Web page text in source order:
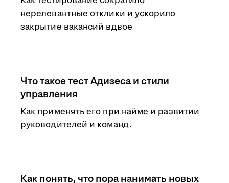
нерелевантные отклики и ускорило
закрытие вакансий вдвое
Что такое тест Адизеса и стили
управления
Как применять его при найме и развитии
руководителей и команд.
Как понять, что пора нанимать новых